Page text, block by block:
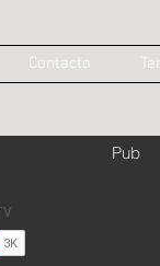
Contacto
Pub